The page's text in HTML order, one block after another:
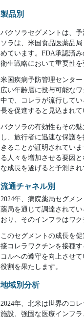
製品別
バクソラセグメントは、
ソラは、米国食品医薬品
めています。FDA承認済
衛生戦略において重要性を
米国疾病予防管理センタ
広い年齢層に投与可能な
中で、コレラが流行して
長を促進すると見込まれて
バクソラの有効性もその
し、旅行者に迅速な保護
きることが証明されてい
る人々を増加させる要因
な成長を遂げると予測され
流通チャネル別
2024年、病院薬局セグメ
薬局を通じて調達されて
おり、そのインフラはワ
このセグメントの成長を
接コレラワクチンを接種
コルへの遵守を向上させ
役割を果たします。
地域別分析
2024年、北米は世界のコ
施設、強固な医療インフ